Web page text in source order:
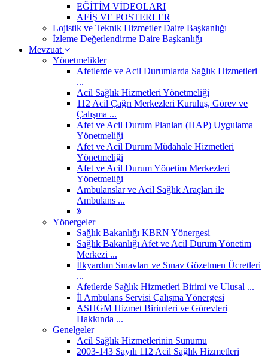
EĞİTİM VİDEOLARI
AFİŞ VE POSTERLER
Lojistik ve Teknik Hizmetler Daire Başkanlığı
İzleme Değerlendirme Daire Başkanlığı
Mevzuat
Yönetmelikler
Afetlerde ve Acil Durumlarda Sağlık Hizmetleri
...
Acil Sağlık Hizmetleri Yönetmeliği
112 Acil Çağrı Merkezleri Kuruluş, Görev ve
Çalışma ...
Afet ve Acil Durum Planları (HAP) Uygulama
Yönetmeliği
Afet ve Acil Durum Müdahale Hizmetleri
Yönetmeliği
Afet ve Acil Durum Yönetim Merkezleri
Yönetmeliği
Ambulanslar ve Acil Sağlık Araçları ile
Ambulans ...
Yönergeler
Sağlık Bakanlığı KBRN Yönergesi
Sağlık Bakanlığı Afet ve Acil Durum Yönetim
Merkezi ...
İlkyardım Sınavları ve Sınav Gözetmen Ücretleri
...
Afetlerde Sağlık Hizmetleri Birimi ve Ulusal ...
İl Ambulans Servisi Çalışma Yönergesi
ASHGM Hizmet Birimleri ve Görevleri
Hakkında ...
Genelgeler
Acil Sağlık Hizmetlerinin Sunumu
2003-143 Sayılı 112 Acil Sağlık Hizmetleri